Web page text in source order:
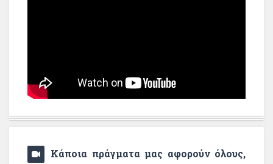
Κάποια πράγματα μας αφορούν όλους,